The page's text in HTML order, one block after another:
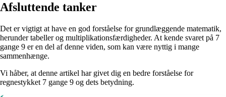
Afsluttende tanker
Det er vigtigt at have en god forståelse for grundlæggende matematik,
herunder tabeller og multiplikationsfærdigheder. At kende svaret på 7
gange 9 er en del af denne viden, som kan være nyttig i mange
sammenhænge.
Vi håber, at denne artikel har givet dig en bedre forståelse for
regnestykket 7 gange 9 og dets betydning.